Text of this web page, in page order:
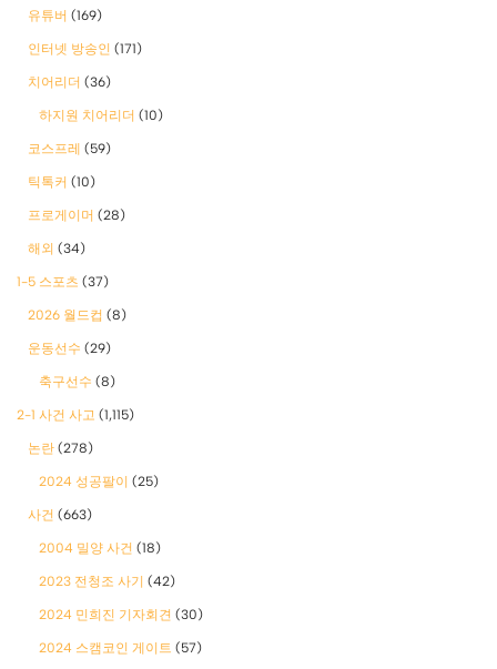
유튜버 (169)
인터넷 방송인 (171)
치어리더 (36)
하지원 치어리더 (10)
코스프레 (59)
틱톡커 (10)
프로게이머 (28)
해외 (34)
1-5 스포츠 (37)
2026 월드컵 (8)
운동선수 (29)
축구선수 (8)
2-1 사건 사고 (1,115)
논란 (278)
2024 성공팔이 (25)
사건 (663)
2004 밀양 사건 (18)
2023 전청조 사기 (42)
2024 민희진 기자회견 (30)
2024 스캠코인 게이트 (57)